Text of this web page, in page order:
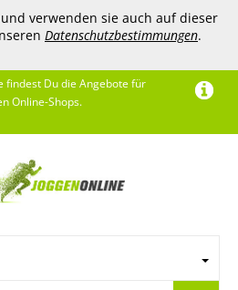
verwenden sie auch auf dieser
Datenschutzbestimmungen.
findest Du die Angebote für
Online-Shops.